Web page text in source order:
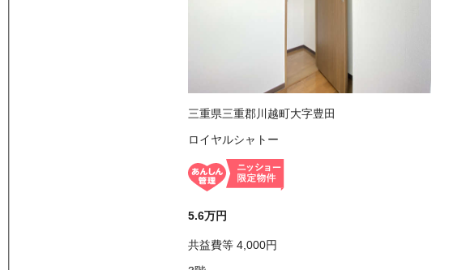
三重県三重郡川越町大字豊田
ロイヤルシャトー
5.6万円
共益費等 4,000円